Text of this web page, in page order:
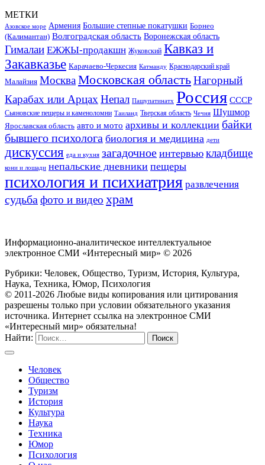
МЕТКИ
Азовское море Армения Большие степные покатушки Борнео
(Калимантан) Волгоградская область Воронежская область
Гималаи ЕЖЖЫ-продакшн Жуковский Кавказ и
Закавказье Карачаево-Черкесия Катманду Краснодарский край
Малайзия МоскваМосковская областьНагорный
Карабах или Арцах Непал Пашупатинатх Россия СССР
Сьяновские пещеры и каменоломни Таиланд Тверская область Чечня Шушмор
Ярославская область авто и мото архивы и коллекции байки
бывшего психолога биология и медицина дети
дискуссия еда и кухня загадочное интервью кладбище
кони и лошади непальские дневники пещеры
психология и психиатрия развлечения
судьба фото и видео храм
Информационно-аналитическое интеллектуальное
электронное СМИ «Интересный мир» © 2026
Рубрики: Человек, Общество, Туризм, История, Культура,
Наука, Техника, Юмор, Психология
© 2011-2026 Любые виды копирования или цитирования
разрешены только при условии обязательного указания
источника. Интернет ссылка на электронное СМИ
«Интересный мир» обязательна!
Найти:
Человек
Общество
Туризм
История
Культура
Наука
Техника
Юмор
Психология